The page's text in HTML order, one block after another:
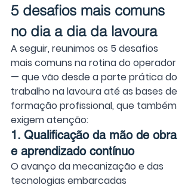
5 desafios mais comuns
no dia a dia da lavoura
A seguir, reunimos os 5 desafios
mais comuns na rotina do operador
— que vão desde a parte prática do
trabalho na lavoura até as bases de
formação profissional, que também
exigem atenção:
1. Qualificação da mão de obra
e aprendizado contínuo
O avanço da mecanização e das
tecnologias embarcadas